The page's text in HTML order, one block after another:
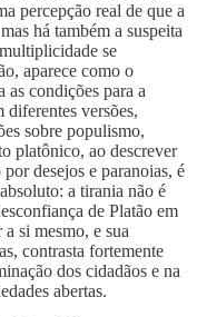
percepção real de que a
há também a suspeita
se
aparece como o
condições para a
diferentes versões,
sobre populismo,
platônico, ao descrever
desejos e paranoias, é
a tirania não é
de Platão em
si mesmo, e sua
contrasta fortemente
dos cidadãos e na
abertas.